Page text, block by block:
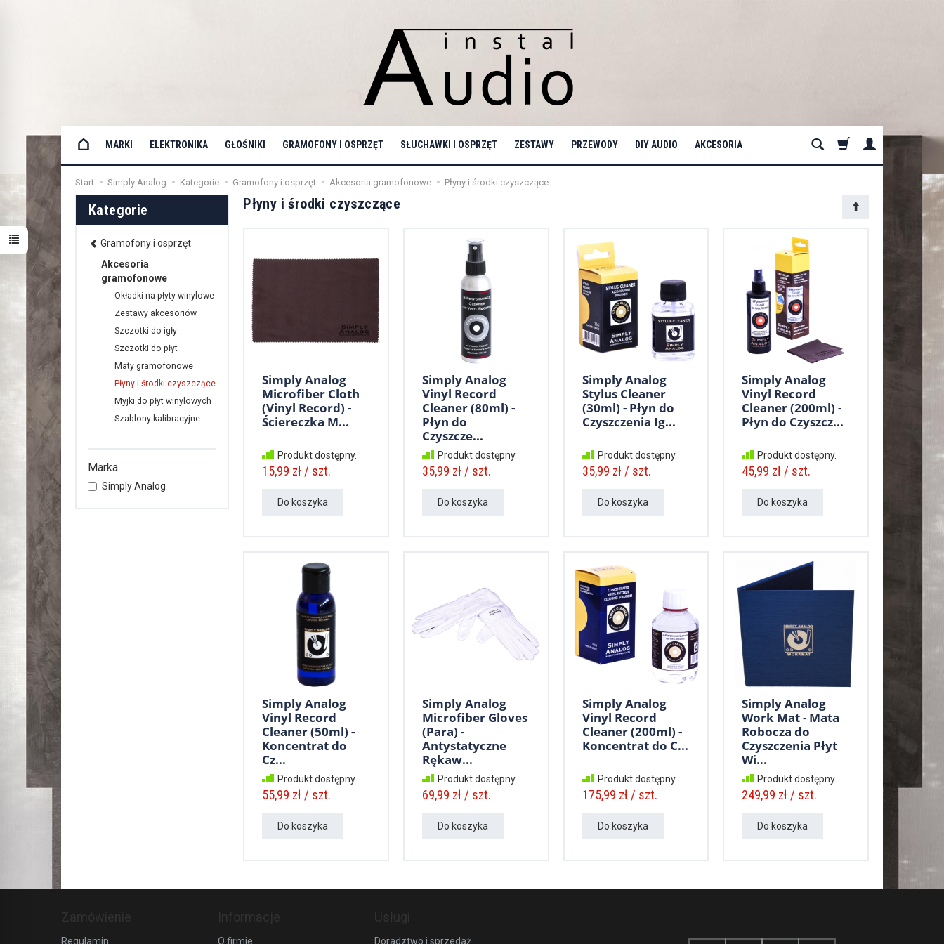
MARKI ELEKTRONIKA GŁOŚNIKI GRAMOFONY I OSPRZĘT SŁUCHAWKI I OSPRZĘT ZESTAWY PRZEWODY DIY AUDIO AKCESORIA
Start Simply Analog Kategorie Gramofony i osprzęt Akcesoria gramofonowe Płyny i środki czyszczące
Płyny i środki czyszczące
Simply Analog
Microfiber Cloth
(Vinyl Record) -
Ściereczka M...
Produkt dostępny.
15,99 zł / szt.
Do koszyka
Simply Analog
Vinyl Record
Cleaner (80ml) -
Płyn do
Czyszcze...
Produkt dostępny.
35,99 zł / szt.
Do koszyka
Simply Analog
Stylus Cleaner
(30ml) - Płyn do
Czyszczenia Ig...
Produkt dostępny.
35,99 zł / szt.
Do koszyka
Simply Analog
Vinyl Record
Cleaner (200ml) -
Płyn do Czyszcz...
Produkt dostępny.
45,99 zł / szt.
Do koszyka
Simply Analog
Vinyl Record
Cleaner (50ml) -
Koncentrat do
Cz...
Produkt dostępny.
55,99 zł / szt.
Do koszyka
Simply Analog
Microfiber Gloves
(Para) -
Antystatyczne
Rękaw...
Produkt dostępny.
69,99 zł / szt.
Do koszyka
Simply Analog
Vinyl Record
Cleaner (200ml) -
Koncentrat do C...
Produkt dostępny.
175,99 zł / szt.
Do koszyka
Simply Analog
Work Mat - Mata
Robocza do
Czyszczenia Płyt
Wi...
Produkt dostępny.
249,99 zł / szt.
Do koszyka
Kategorie
Gramofony i osprzęt
Akcesoria
gramofonowe
Okładki na płyty winylowe
Zestawy akcesoriów
Szczotki do igły
Szczotki do płyt
Maty gramofonowe
Płyny i środki czyszczące
Myjki do płyt winylowych
Szablony kalibracyjne
Marka
Simply Analog
Regulamin O firmie Doradztwo i sprzedaż